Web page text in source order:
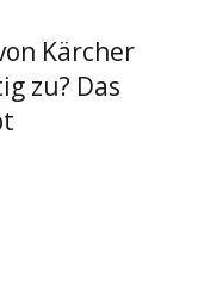
Kärcher
zu? Das